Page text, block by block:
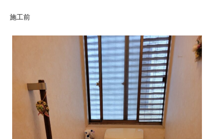
施工前